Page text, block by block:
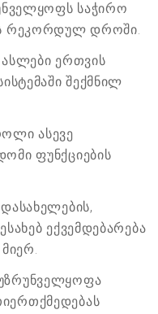
საჭირო
რეკორდულ დროში.
ერთვის
შექმნილ
ასევე
ფუნქციების
ექვემდებარება